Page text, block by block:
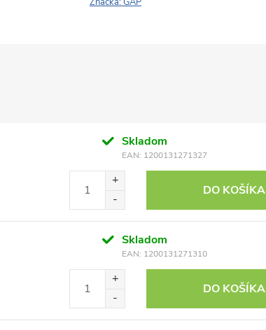
Skladom
EAN: 1200131271327
DO KOŠÍKA
Skladom
EAN: 1200131271310
DO KOŠÍKA